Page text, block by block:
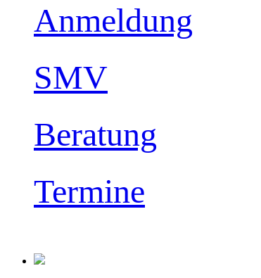
Anmeldung
SMV
Beratung
Termine